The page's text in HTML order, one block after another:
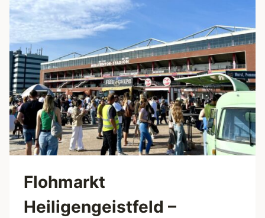
AUBER A
M W
ASSER
Flohmarkt
Heiligengeistfeld –